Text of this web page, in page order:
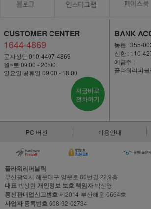
CUSTOMER CENTER
1644-4869
문자상담 010-4407-4869
월~토 09:00 - 20:00
일요일·공휴일 09:00 - 18:00
지금바로
전화하기
BANK
농협 : 355-
신한 : 110-
예금주 :
플라워리퍼
PC 버전 이용안내
플라워리퍼블릭
부산광역시 해운대구 양운로 80번길 22,9층
대표 박상현 개인정보 보호 책임자 박신영
통신판매업신고번호제2014-부산해운-0664호
사업자 등록번호608-92-02734